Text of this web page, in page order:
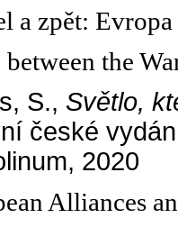
a zpět:
the
S., Světlo,
české
2020
Alliances